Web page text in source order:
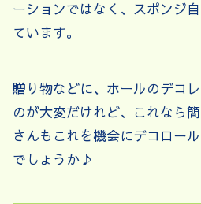
ーションではなく、スポンジ
ています。
贈り物などに、ホールのデコ
のが大変だけれど、これなら
さんもこれを機会にデコロー
でしょうか♪